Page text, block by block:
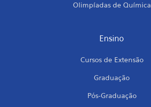
Olimpíadas de Química
Ensino
Cursos de Extensão
Graduação
Pós-Graduação